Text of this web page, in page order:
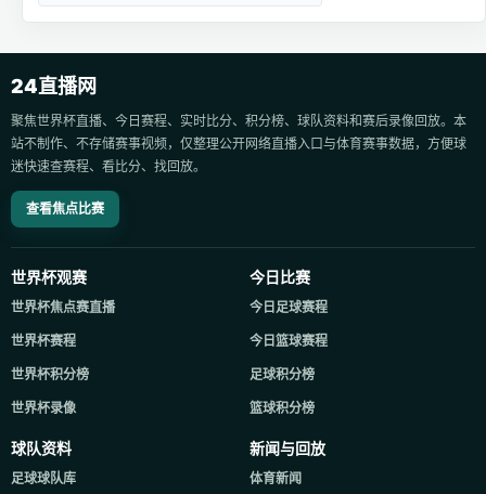
24直播网
聚焦世界杯直播、今日赛程、实时比分、积分榜、球队资料和赛后录像回放。本
站不制作、不存储赛事视频，仅整理公开网络直播入口与体育赛事数据，方便球
迷快速查赛程、看比分、找回放。
查看焦点比赛
世界杯观赛
世界杯焦点赛直播
世界杯赛程
世界杯积分榜
世界杯录像
今日比赛
今日足球赛程
今日篮球赛程
足球积分榜
篮球积分榜
球队资料
足球球队库
新闻与回放
体育新闻